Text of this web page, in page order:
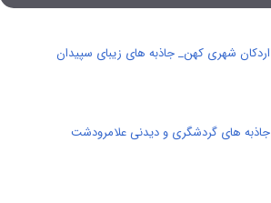
اردکان شهری کهن_ جاذبه های زیبای سپیدان
جاذبه های گردشگری و دیدنی علامرودشت